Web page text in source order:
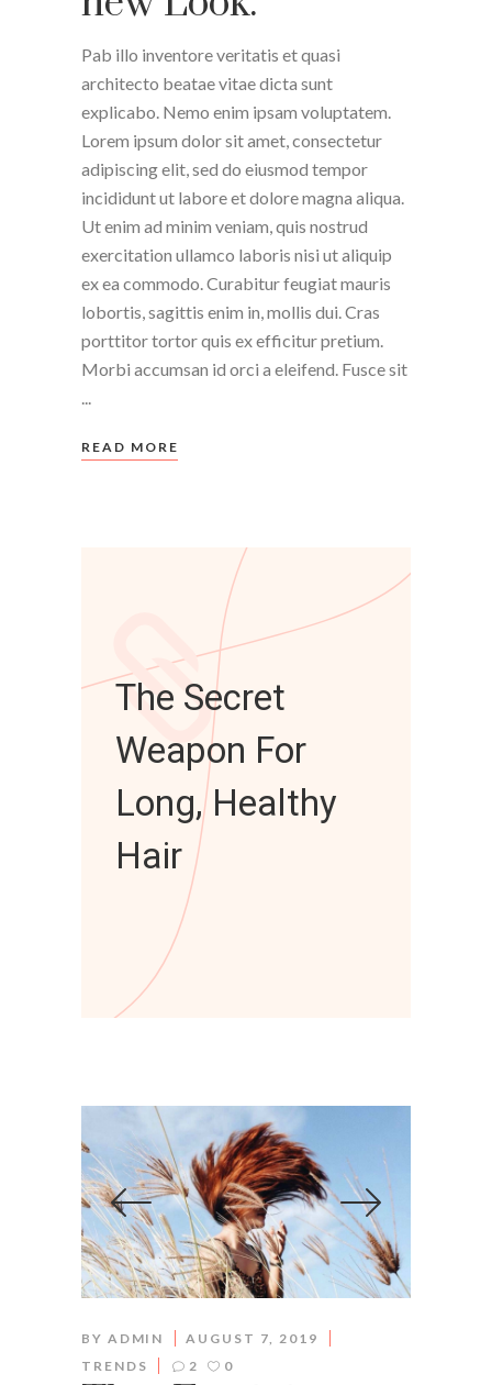
Pab illo inventore veritatis et quasi
architecto beatae vitae dicta sunt
explicabo. Nemo enim ipsam voluptatem.
Lorem ipsum dolor sit amet, consectetur
adipiscing elit, sed do eiusmod tempor
incididunt ut labore et dolore magna aliqua.
Ut enim ad minim veniam, quis nostrud
exercitation ullamco laboris nisi ut aliquip
ex ea commodo. Curabitur feugiat mauris
lobortis, sagittis enim in, mollis dui. Cras
porttitor tortor quis ex efficitur pretium.
Morbi accumsan id orci a eleifend. Fusce sit
READ MORE
The Secret
Weapon For
Long, Healthy
Hair
BY ADMIN
AUGUST 7, 2019
TRENDS
2 0